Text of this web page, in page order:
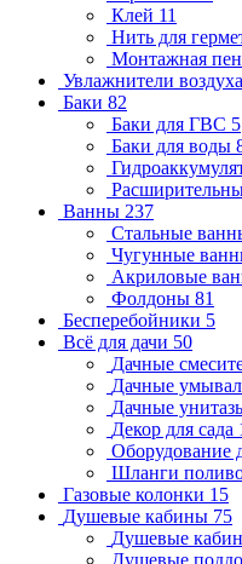
Клей 11
Нить для
Монтажная
Увлажнители воздуха
Баки 82
Баки для ГВС 5
Баки для воды
Ванны 237
Стальные
Чугунные
Акриловые
Фолдоны 81
Бесперебойники 5
Всё для дачи 50
Дачные
Дачные
Дачные
Декор для сада
Оборудование
Шланги
Газовые колонки 15
Душевые кабины 75
Душевые
Душевые